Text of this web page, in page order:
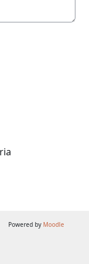
Powered by Moodle